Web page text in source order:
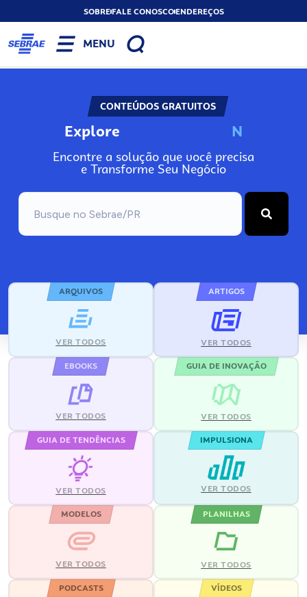
SOBREFALE CONOSCOENDEREÇOS
MENU
CONTEÚDOS GRATUITOS
Explore N
Encontre a solução que você precisa
e Transforme Seu Negócio
ARQUIVOS
VER TODOS
ARTIGOS
VER TODOS
EBOOKS
VER TODOS
GUIA DE INOVAÇÃO
VER TODOS
GUIA DE TENDÊNCIAS
VER TODOS
IMPULSIONA
VER TODOS
MODELOS
VER TODOS
PLANILHAS
VER TODOS
PODCASTS VÍDEOS